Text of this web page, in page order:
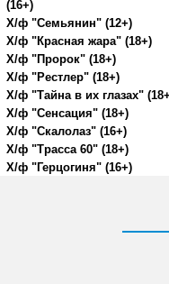
(16+)
Х/ф "Семьянин" (12+)
Х/ф "Красная жара" (18+)
Х/ф "Пророк" (18+)
Х/ф "Рестлер" (18+)
Х/ф "Тайна в их глазах"
Х/ф "Сенсация" (18+)
Х/ф "Скалолаз" (16+)
Х/ф "Трасса 60" (18+)
Х/ф "Герцогиня" (16+)